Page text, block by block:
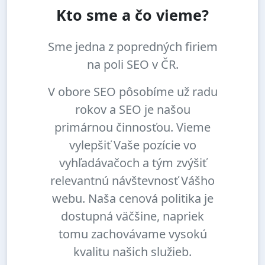
Kto sme a čo vieme?
Sme jedna z popredných firiem
na poli SEO v ČR.
V obore SEO pôsobíme už radu
rokov a SEO je našou
primárnou činnosťou. Vieme
vylepšiť Vaše pozície vo
vyhľadávačoch a tým zvýšiť
relevantnú návštevnosť Vášho
webu. Naša cenová politika je
dostupná väčšine, napriek
tomu zachovávame vysokú
kvalitu našich služieb.